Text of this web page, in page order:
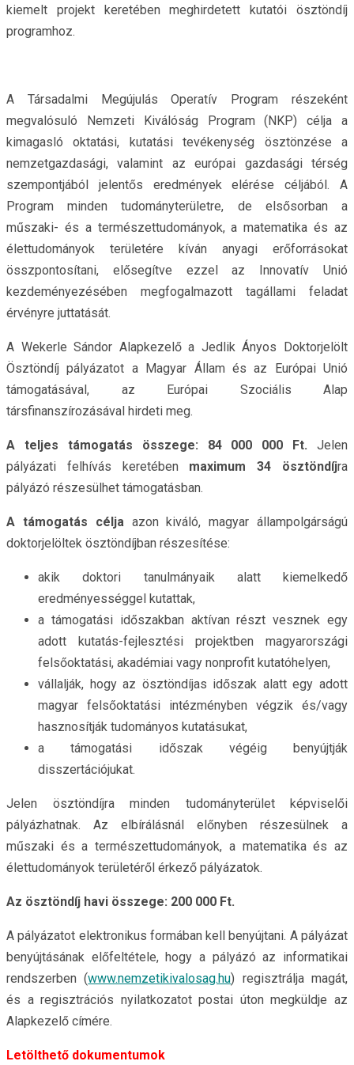
kiemelt projekt keretében meghirdetett kutatói ösztöndíj
programhoz.
A Társadalmi Megújulás Operatív Program részeként
megvalósuló Nemzeti Kiválóság Program (NKP) célja a
kimagasló oktatási, kutatási tevékenység ösztönzése a
nemzetgazdasági, valamint az európai gazdasági térség
szempontjából jelentős eredmények elérése céljából. A
Program minden tudományterületre, de elsősorban a
műszaki- és a természettudományok, a matematika és az
élettudományok területére kíván anyagi erőforrásokat
összpontosítani, elősegítve ezzel az Innovatív Unió
kezdeményezésében megfogalmazott tagállami feladat
érvényre juttatását.
A Wekerle Sándor Alapkezelő a Jedlik Ányos Doktorjelölt
Ösztöndíj pályázatot a Magyar Állam és az Európai Unió
támogatásával, az Európai Szociális Alap
társfinanszírozásával hirdeti meg.
A teljes támogatás összege: 84 000 000 Ft. Jelen
pályázati felhívás keretében maximum 34 ösztöndíjra
pályázó részesülhet támogatásban.
A támogatás céljaazon kiváló, magyar állampolgárságú
doktorjelöltek ösztöndíjban részesítése:
akik doktori tanulmányaik alatt kiemelkedő
eredményességgel kutattak,
a támogatási időszakban aktívan részt vesznek egy
adott kutatás-fejlesztési projektben magyarországi
felsőoktatási, akadémiai vagy nonprofit kutatóhelyen,
vállalják, hogy az ösztöndíjas időszak alatt egy adott
magyar felsőoktatási intézményben végzik és/vagy
hasznosítják tudományos kutatásukat,
a támogatási időszak végéig benyújtják
disszertációjukat.
Jelen ösztöndíjra minden tudományterület képviselői
pályázhatnak. Az elbírálásnál előnyben részesülnek a
műszaki és a természettudományok, a matematika és az
élettudományok területéről érkező pályázatok.
Az ösztöndíj havi összege: 200 000 Ft.
A pályázatot elektronikus formában kell benyújtani. A pályázat
benyújtásának előfeltétele, hogy a pályázó az informatikai
rendszerben (www.nemzetikivalosag.hu) regisztrálja magát,
és a regisztrációs nyilatkozatot postai úton megküldje az
Alapkezelő címére.
Letölthető dokumentumok